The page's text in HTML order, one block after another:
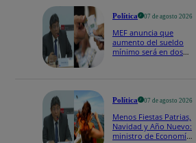
Política 07 de agosto 2026
MEF anuncia que
aumento del sueldo
mínimo será en dos
Política 07 de agosto 2026
Menos Fiestas Patrias,
Navidad y Año Nuevo:
ministro de Economía